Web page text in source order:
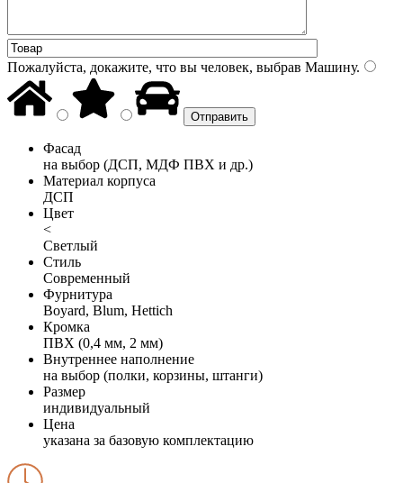
Пожалуйста, докажите, что вы человек, выбрав Машину.
Фасад
на выбор (ДСП, МДФ ПВХ и др.)
Материал корпуса
ДСП
Цвет
<
Светлый
Стиль
Современный
Фурнитура
Boyard, Blum, Hettich
Кромка
ПВХ (0,4 мм, 2 мм)
Внутреннее наполнение
на выбор (полки, корзины, штанги)
Размер
индивидуальный
Цена
указана за базовую комплектацию